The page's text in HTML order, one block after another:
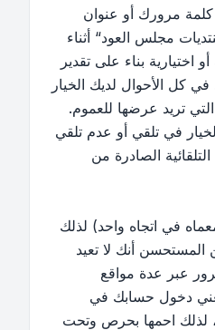
مرورك أو عنوان
مجلس العود“ أثناء
اختيارية بناء على تقدير
كل الأحوال لديك الخيار
تريد عرضها للعموم.
في تلقي أو عدم تلقي
الصادرة من
في اتجاه واحد) لذلك
أنك لا تعيد
عبر عدة مواقع
دخول حسابك في
لذلك احمها بحرص وتحت